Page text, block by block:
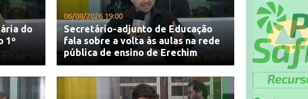
do
1º
06/08/2026 19:00
Secretário-adjunto de Educação
fala sobre a volta às aulas na rede
pública de ensino de Erechim